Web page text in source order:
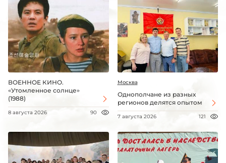
ВОЕННОЕ КИНО.
«Утомленное солнце»
(1988)
8 августа 2026 90
Москва
Однополчане из разных
регионов делятся опытом
7 августа 2026 121